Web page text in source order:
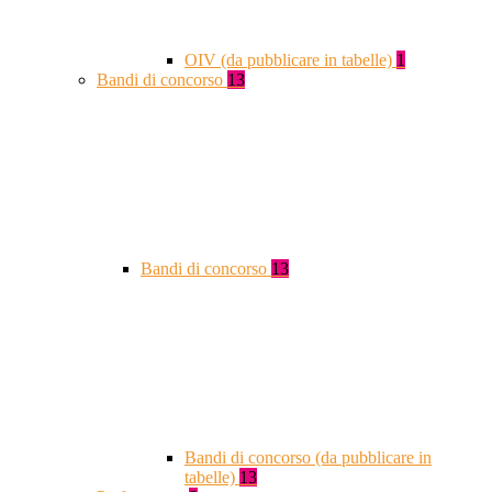
OIV (da pubblicare in tabelle) 1
Bandi di concorso 13
Bandi di concorso 13
Bandi di concorso (da pubblicare in
tabelle) 13